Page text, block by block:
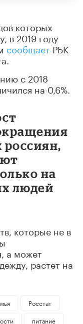
которых
в 2019 году
сообщаетРБК
с 2018
на 0,6%.
на
людей
которые не в
а может
растет на
Росстат
питание